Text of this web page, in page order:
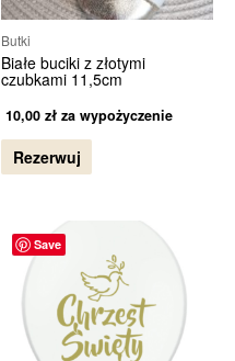
Butki
Białe buciki z złotymi
czubkami 11,5cm
10,00 zł za wypożyczenie
Rezerwuj
Save